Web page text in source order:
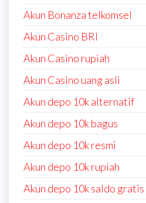
Akun Bonanza telkomsel
Akun Casino BRI
Akun Casino rupiah
Akun Casino uang asli
Akun depo 10k alternatif
Akun depo 10k bagus
Akun depo 10k resmi
Akun depo 10k rupiah
Akun depo 10k saldo gratis